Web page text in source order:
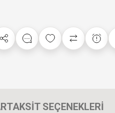
TAKSİT SEÇENEKLERİ